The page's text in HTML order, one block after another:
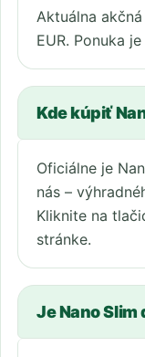
Aktuálna
EUR. Ponuka
Kde kúpiť
Oficiálne je
nás –
Kliknite na
stránke.
Je Nano